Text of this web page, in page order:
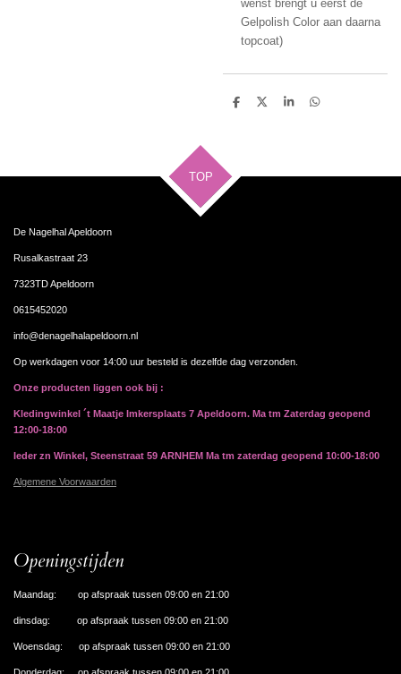
wenst brengt u eerst de
Gelpolish Color aan daarna
topcoat)
D
D
S
D
TOP
De Nagelhal Apeldoorn
Rusalkastraat 23
7323TD Apeldoorn
0615452020
info@denagelhalapeldoorn.nl
Op werkdagen voor 14:00 uur besteld is dezelfde dag verzonden.
Onze producten liggen ook bij :
Kledingwinkel ´t Maatje Imkersplaats 7 Apeldoorn. Ma tm Zaterdag geopend
12:00-18:00
Ieder zn Winkel, Steenstraat 59 ARNHEM Ma tm zaterdag geopend 10:00-18:00
Algemene Voorwaarden
Openingstijden
Maandag: op afspraak tussen 09:00 en 21:00
dinsdag: op afspraak tussen 09:00 en 21:00
Woensdag: op afspraak tussen 09:00 en 21:00